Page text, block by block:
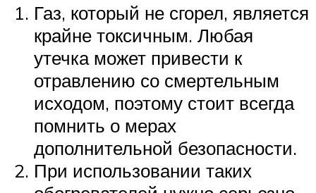
Газ, который не сгорел, является
крайне токсичным. Любая
утечка может привести к
отравлению со смертельным
исходом, поэтому стоит всегда
помнить о мерах
дополнительной безопасности.
При использовании таких